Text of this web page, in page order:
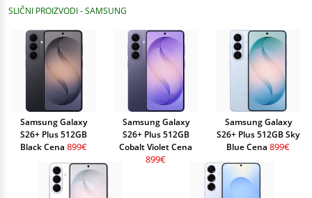
SLIČNI PROIZVODI - SAMSUNG
Samsung Galaxy
S26+ Plus 512GB
Black Cena 899€
Samsung Galaxy
S26+ Plus 512GB
Cobalt Violet Cena
899€
Samsung Galaxy
S26+ Plus 512GB Sky
Blue Cena 899€